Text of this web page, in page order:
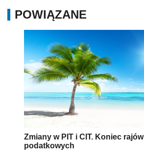
POWIĄZANE
Zmiany w PIT i CIT. Koniec rajów
podatkowych